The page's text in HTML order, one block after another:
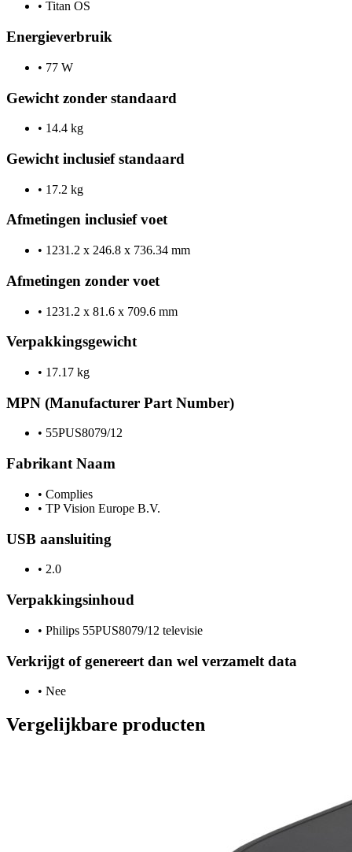
• Titan OS
Energieverbruik
• 77 W
Gewicht zonder standaard
• 14.4 kg
Gewicht inclusief standaard
• 17.2 kg
Afmetingen inclusief voet
• 1231.2 x 246.8 x 736.34 mm
Afmetingen zonder voet
• 1231.2 x 81.6 x 709.6 mm
Verpakkingsgewicht
• 17.17 kg
MPN (Manufacturer Part Number)
• 55PUS8079/12
Fabrikant Naam
• Complies
• TP Vision Europe B.V.
USB aansluiting
• 2.0
Verpakkingsinhoud
• Philips 55PUS8079/12 televisie
Verkrijgt of genereert dan wel verzamelt data
• Nee
Vergelijkbare producten